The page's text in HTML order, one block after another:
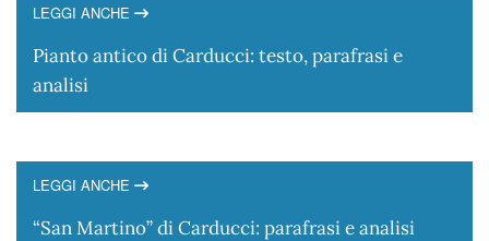
LEGGI ANCHE
Pianto antico di Carducci: testo, parafrasi e
analisi
LEGGI ANCHE
“San Martino” di Carducci: parafrasi e analisi